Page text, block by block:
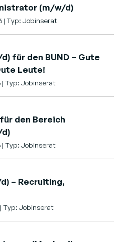
(m/w/d)
| Typ: Jobinserat
für den BUND – Gute
Leute!
| Typ: Jobinserat
den Bereich
| Typ: Jobinserat
– Recruiting,
Typ: Jobinserat